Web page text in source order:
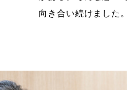
向き合い続けました。